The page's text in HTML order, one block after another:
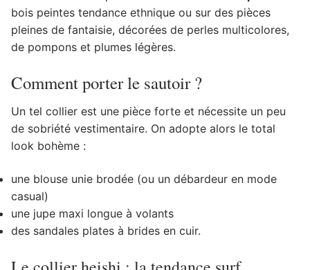
bois peintes tendance ethnique ou sur des pièces
pleines de fantaisie, décorées de perles multicolores,
de pompons et plumes légères.
Comment porter le sautoir ?
Un tel collier est une pièce forte et nécessite un peu
de sobriété vestimentaire. On adopte alors le total
look bohème :
une blouse unie brodée (ou un débardeur en mode
casual)
une jupe maxi longue à volants
des sandales plates à brides en cuir.